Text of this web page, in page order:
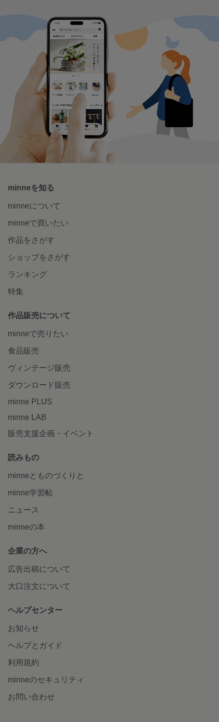
minneを知る
minneについて
minneで買いたい
作品をさがす
ショップをさがす
ランキング
特集
作品販売について
minneで売りたい
食品販売
ヴィンテージ販売
ダウンロード販売
minne PLUS
minne LAB
販売支援企画・イベント
読みもの
minneとものづくりと
minne学習帖
ニュース
minneの本
企業の方へ
広告出稿について
大口注文について
ヘルプセンター
お知らせ
ヘルプとガイド
利用規約
minneのセキュリティ
お問い合わせ